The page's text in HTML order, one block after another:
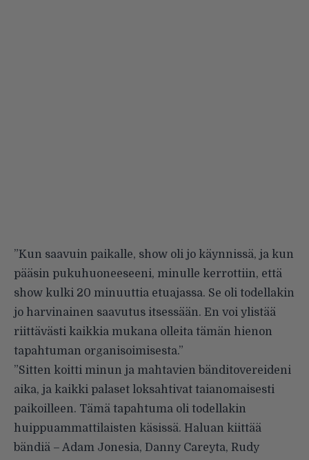
”Kun saavuin paikalle, show oli jo käynnissä, ja kun
pääsin pukuhuoneeseeni, minulle kerrottiin, että
show kulki 20 minuuttia etuajassa. Se oli todellakin
jo harvinainen saavutus itsessään. En voi ylistää
riittävästi kaikkia mukana olleita tämän hienon
tapahtuman organisoimisesta.”
”Sitten koitti minun ja mahtavien bänditovereideni
aika, ja kaikki palaset loksahtivat taianomaisesti
paikoilleen. Tämä tapahtuma oli todellakin
huippuammattilaisten käsissä. Haluan kiittää
bändiä – Adam Jonesia, Danny Careyta, Rudy